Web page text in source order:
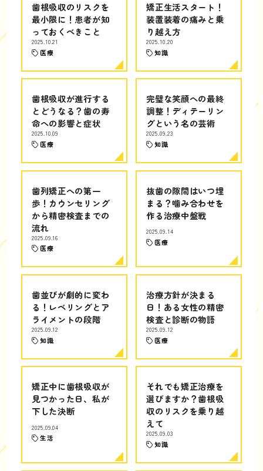
歯根吸収のリスクを
最小限に！患者が知
っておくべきこと
2025.10.21
医療
矯正生活スタート！
装置装着の痛みと乗
り越え方
2025.10.20
知識
歯根吸収が進行する
とどうなる？歯の寿
命への影響と症状
2025.10.09
医療
完璧な笑顔への最終
調整！ディテーリン
グという名の芸術
2025.09.23
知識
歯列矯正への第一
歩！カウンセリング
から精密検査までの
流れ
2025.09.16
医療
抜歯の隙間はいつ埋
まる？噛み合わせを
作る治療中盤戦
2025.09.14
医療
歯並びが劇的に変わ
る！レベリングとア
ライメントの段階
2025.09.12
知識
治療方針が決まる
日！ある女性の精密
検査と診断の物語
2025.09.12
医療
矯正中に歯根吸収が
見つかった日、私が
下した決断
2025.09.04
生活
それでも矯正治療を
選びますか？歯根吸
収のリスクを乗り越
えて
2025.09.03
知識